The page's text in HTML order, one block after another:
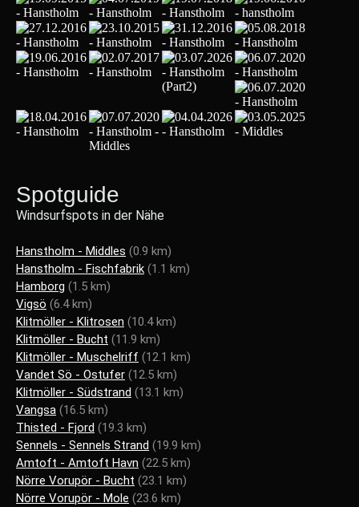
Spotguide
Windsurfspots in der Nähe
Hanstholm - Middles (0.9 km)
Hanstholm - Fischfabrik (1.1 km)
Hamborg (1.5 km)
Vigsö (6.4 km)
Klitmöller - Klitrosen (10.4 km)
Klitmöller - Bucht (11.9 km)
Klitmöller - Muschelriff (12.1 km)
Vandet Sö - Ostufer (12.5 km)
Klitmöller - Südstrand (13.1 km)
Vangsa (16.5 km)
Thisted - Fjord (19.3 km)
Sennels - Sennels Strand (19.9 km)
Amtoft - Amtoft Havn (22.5 km)
Nörre Vorupör - Bucht (23.1 km)
Nörre Vorupör - Mole (23.6 km)